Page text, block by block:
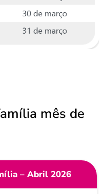
mês de
– Abril 2026